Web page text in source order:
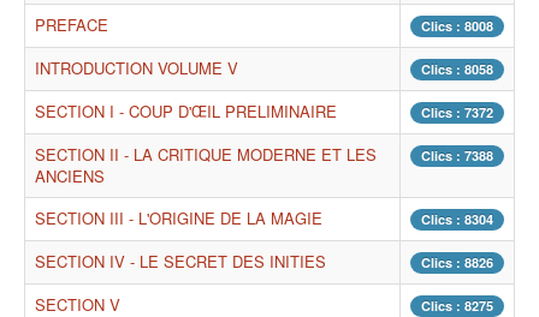
PREFACE Clics : 8008
INTRODUCTION VOLUME V Clics : 8058
SECTION I - COUP D'ŒIL PRELIMINAIRE Clics : 7372
SECTION II - LA CRITIQUE MODERNE ET LES
ANCIENS
Clics : 7388
SECTION III - L'ORIGINE DE LA MAGIE Clics : 8304
SECTION IV - LE SECRET DES INITIES Clics : 8826
SECTION V Clics : 8275